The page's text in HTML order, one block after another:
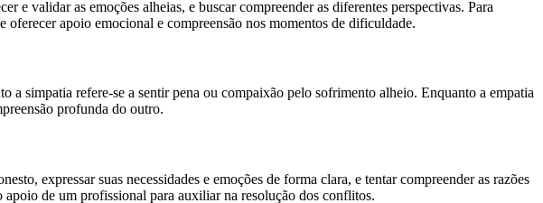
e validar as emoções alheias, e buscar compreender as diferentes perspectivas. Para
apoio emocional e compreensão nos momentos de dificuldade.
a simpatia refere-se a sentir pena ou compaixão pelo sofrimento alheio. Enquanto a empatia
profunda do outro.
expressar suas necessidades e emoções de forma clara, e tentar compreender as razões
apoio de um profissional para auxiliar na resolução dos conflitos.